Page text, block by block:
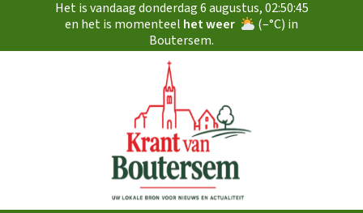
Het is vandaagdonderdag 6 augustus,02:50:46
en het is momenteel het weer (–°C) in
Boutersem.